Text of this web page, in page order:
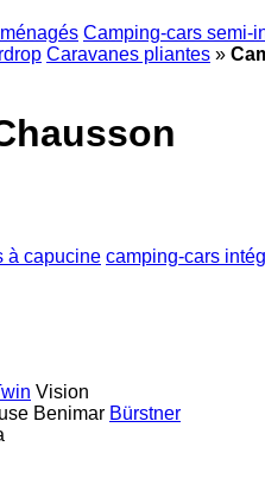
Camping-cars semi-
Caravanes pliantes »
à capucine camping‐cars
Vision
Benimar Bürstner